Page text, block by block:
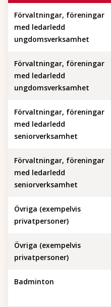
Förvaltningar, föreningar
med ledarledd
ungdomsverksamhet
Förvaltningar, föreningar
med ledarledd
ungdomsverksamhet
Förvaltningar, föreningar
med ledarledd
seniorverksamhet
Förvaltningar, föreningar
med ledarledd
seniorverksamhet
Övriga (exempelvis
privatpersoner)
Övriga (exempelvis
privatpersoner)
Badminton